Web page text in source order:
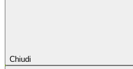
Chiudi